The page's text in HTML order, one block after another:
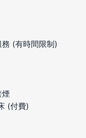
(有時間限制)
(付費)